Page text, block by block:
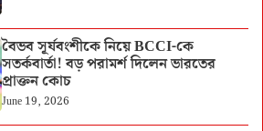
বৈভব সূর্যবংশীকে নিয়ে BCCI-কে
সতর্কবার্তা! বড় পরামর্শ দিলেন ভারতের
প্রাক্তন কোচ
June 19, 2026